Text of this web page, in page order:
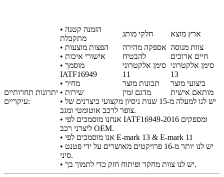
יתרונות תחרותיים
עיקריים:
• הזמנה קטנה
מתקבלת
חלקי מותג
ארץ מוצא
• הפצות מוצעות
אספקה ​​מהירה צוות מנוסה
• אישורי איכות
להבטיח
חיים ארוכים
• מוסמך
IATF16949
סימן אלקטרוני
11
סימן אלקטרוני
13
• מחיר
תכונות מוצר
ביצועי מוצר
• שירות
מדגם זמין
מותאם אישית
• יש לנו למעלה מ-15 שנות ניסיון מקצועי כיצרנים של
צופר לרכב אוטומטי ומגב.
• אנחנו מוסמכים לפי IATF16949-2016 ומספקים
ליצרני רכב OEM.
• אנו מוסמכים לפי E-mark 13 & E-mark 11
• יש לנו יותר מ-16 פרויקטים מאושרים על ידי פטנט
סיני.
• יש לנו צוות מחקר ופיתוח חזק כדי לתמוך בך.